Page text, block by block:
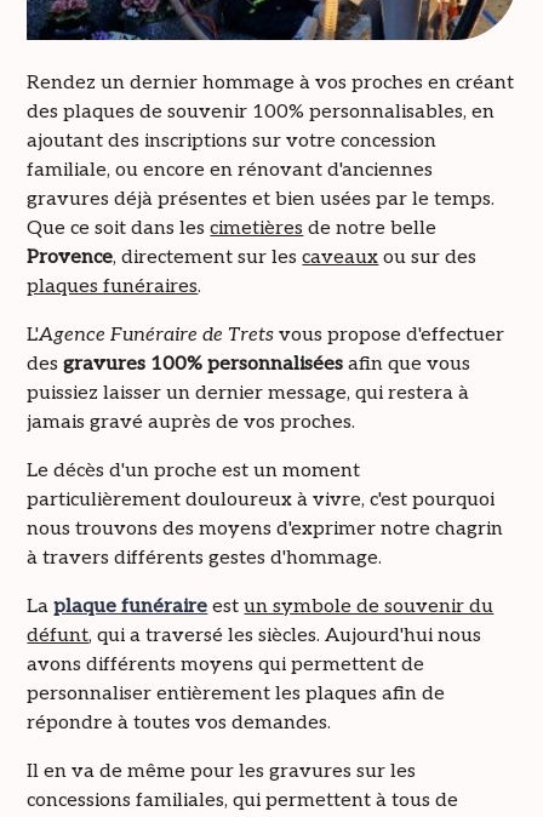
Rendez un dernier hommage à vos proches en créant
des plaques de souvenir 100% personnalisables, en
ajoutant des inscriptions sur votre concession
familiale, ou encore en rénovant d'anciennes
gravures déjà présentes et bien usées par le temps.
Que ce soit dans lescimetières de notre belle
Provence, directement sur lescaveaux ou sur des
plaques funéraires.
L'Agence Funéraire de Trets vous propose d'effectuer
desgravures 100% personnalisées afin que vous
puissiez laisser un dernier message, qui restera à
jamais gravé auprès de vos proches.
Le décès d'un proche est un moment
particulièrement douloureux à vivre, c'est pourquoi
nous trouvons des moyens d'exprimer notre chagrin
à travers différents gestes d'hommage.
Laplaque funéraire estun symbole de souvenir du
défunt, qui a traversé les siècles. Aujourd'hui nous
avons différents moyens qui permettent de
personnaliser entièrement les plaques afin de
répondre à toutes vos demandes.
Il en va de même pour les gravures sur les
concessions familiales, qui permettent à tous de